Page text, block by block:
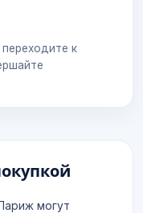
к
могут